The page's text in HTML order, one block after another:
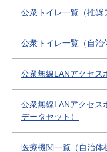
公衆トイレ一覧（推奨
公衆トイレ一覧（自治
公衆無線LANアクセス
公衆無線LANアクセス
データセット）
医療機関一覧（自治体